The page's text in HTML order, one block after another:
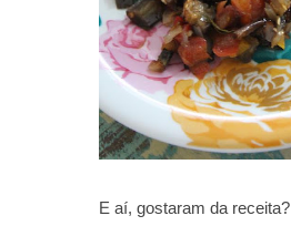
E aí, gostaram da receita?